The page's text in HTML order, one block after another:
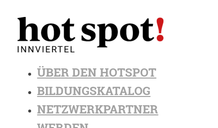
ÜBER DEN HOTSPOT
BILDUNGSKATALOG
NETZWERKPARTNER